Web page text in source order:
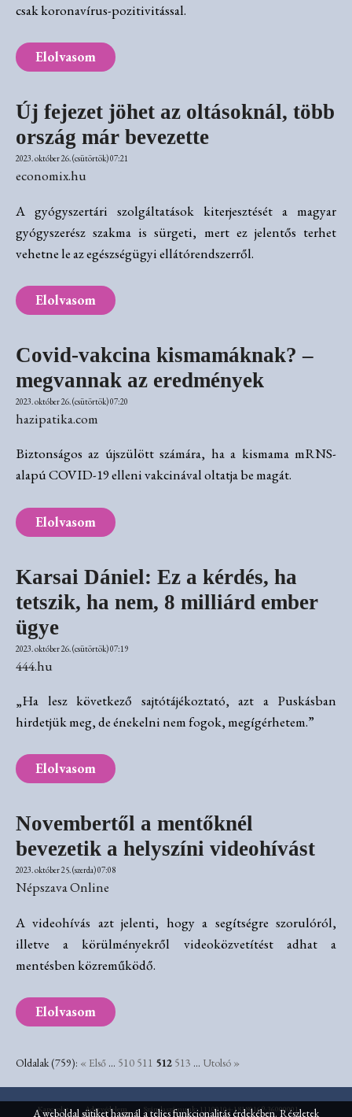
csak koronavírus-pozitivitással.
Elolvasom
Új fejezet jöhet az oltásoknál, több
ország már bevezette
2023. október 26. (csütörtök) 07:21
economix.hu
A gyógyszertári szolgáltatások kiterjesztését a magyar
gyógyszerész szakma is sürgeti, mert ez jelentős terhet
vehetne le az egészségügyi ellátórendszerről.
Elolvasom
Covid-vakcina kismamáknak? –
megvannak az eredmények
2023. október 26. (csütörtök) 07:20
hazipatika.com
Biztonságos az újszülött számára, ha a kismama mRNS-
alapú COVID-19 elleni vakcinával oltatja be magát.
Elolvasom
Karsai Dániel: Ez a kérdés, ha
tetszik, ha nem, 8 milliárd ember
ügye
2023. október 26. (csütörtök) 07:19
444.hu
„Ha lesz következő sajtótájékoztató, azt a Puskásban
hirdetjük meg, de énekelni nem fogok, megígérhetem.”
Elolvasom
Novembertől a mentőknél
bevezetik a helyszíni videohívást
2023. október 25. (szerda) 07:08
Népszava Online
A videohívás azt jelenti, hogy a segítségre szorulóról,
illetve a körülményekről videoközvetítést adhat a
mentésben közreműködő.
Elolvasom
Oldalak (759): « Első ... 510 511 512 513 ... Utolsó »
Kapcsolat Adatvédelem
Számlaszámunk: 11100104-18180169-36000001
A weboldal sütiket használ a teljes funkcionalitás érdekében.Részletek